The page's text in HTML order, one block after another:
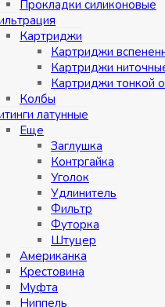
Прокладки силиконовые
Картриджи
Картриджи
Картриджи
Картриджи тонкой
Колбы
латунные
Eщe
Заглушка
Контргайка
Уголок
Удлинитель
Фильтр
Футорка
Штуцер
Американка
Крестовина
Муфта
Ниппель